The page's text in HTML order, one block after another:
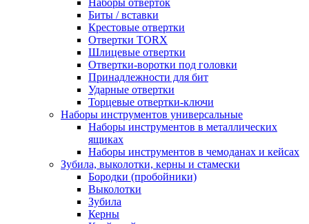
Наборы отверток
Биты / вставки
Крестовые отвертки
Отвертки TORX
Шлицевые отвертки
Отвертки-воротки под головки
Принадлежности для бит
Ударные отвертки
Торцевые отвертки-ключи
Наборы инструментов универсальные
Наборы инструментов в металлических
ящиках
Наборы инструментов в чемоданах и кейсах
Зубила, выколотки, керны и стамески
Бородки (пробойники)
Выколотки
Зубила
Керны